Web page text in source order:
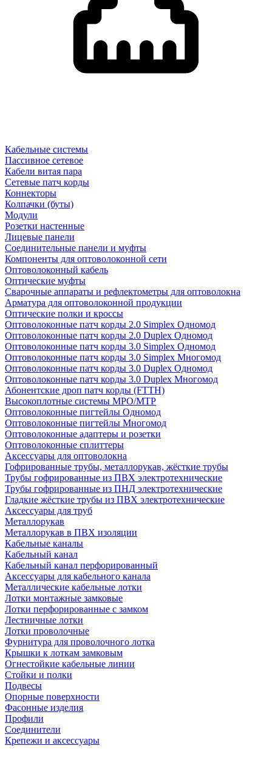
Кабельные системы
Пассивное сетевое
Кабели витая пара
Сетевые патч корды
Коннекторы
Колпачки (буты)
Модули
Розетки настенные
Лицевые панели
Соединительные панели и муфты
Компоненты для оптоволоконной сети
Оптоволоконный кабель
Оптические муфты
Сварочные аппараты и рефлектометры для оптоволокна
Арматура для оптоволоконной продукции
Оптические полки и кроссы
Оптоволоконные патч корды 2.0 Simplex Одномод
Оптоволоконные патч корды 2.0 Duplex Одномод
Оптоволоконные патч корды 3.0 Simplex Одномод
Оптоволоконные патч корды 3.0 Simplex Многомод
Оптоволоконные патч корды 3.0 Duplex Одномод
Оптоволоконные патч корды 3.0 Duplex Многомод
Абонентские дроп патч корды (FTTH)
Высокоплотные системы MPO/MTP
Оптоволоконные пигтейлы Одномод
Оптоволоконные пигтейлы Многомод
Оптоволоконные адаптеры и розетки
Оптоволоконные сплиттеры
Аксессуары для оптоволокна
Гофрированные трубы, металлорукав, жёсткие трубы
Трубы гофрированные из ПВХ электротехнические
Трубы гофрированные из ПНД электротехнические
Гладкие жёсткие трубы из ПВХ электротехнические
Аксессуары для труб
Металлорукав
Металлорукав в ПВХ изоляции
Кабельные каналы
Кабельный канал
Кабельный канал перфорированный
Аксессуары для кабельного канала
Металлические кабельные лотки
Лотки монтажные замковые
Лотки перфорированные с замком
Лестничные лотки
Лотки проволочные
Фурнитура для проволочного лотка
Крышки к лоткам замковым
Огнестойкие кабельные линии
Стойки и полки
Подвесы
Опорные поверхности
Фасонные изделия
Профили
Соединители
Крепежи и аксессуары